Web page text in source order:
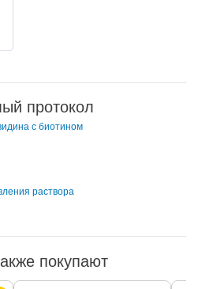
протокол
с биотином
раствора
покупают